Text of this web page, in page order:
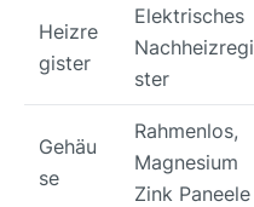
Heizre
gister
Elektrisches
Nachheizregi
ster
Gehäu
se
Rahmenlos,
Magnesium
Zink Paneele